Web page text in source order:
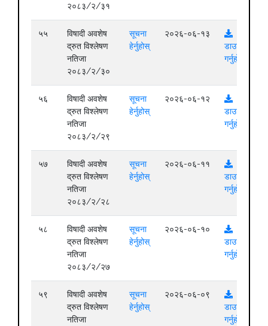
२०८३/२/३१
५५
विषादी अवशेष
द्रुत विश्लेषण
नतिजा
२०८३/२/३०
सूचना
हेर्नुहोस्
२०२६-०६-१३
डाउनलोड
गर्नुहोस्
५६
विषादी अवशेष
द्रुत विश्लेषण
नतिजा
२०८३/२/२९
सूचना
हेर्नुहोस्
२०२६-०६-१२
डाउनलोड
गर्नुहोस्
५७
विषादी अवशेष
द्रुत विश्लेषण
नतिजा
२०८३/२/२८
सूचना
हेर्नुहोस्
२०२६-०६-११
डाउनलोड
गर्नुहोस्
५८
विषादी अवशेष
द्रुत विश्लेषण
नतिजा
२०८३/२/२७
सूचना
हेर्नुहोस्
२०२६-०६-१०
डाउनलोड
गर्नुहोस्
५९
विषादी अवशेष
द्रुत विश्लेषण
नतिजा
सूचना
हेर्नुहोस्
२०२६-०६-०९
डाउनलोड
गर्नुहोस्